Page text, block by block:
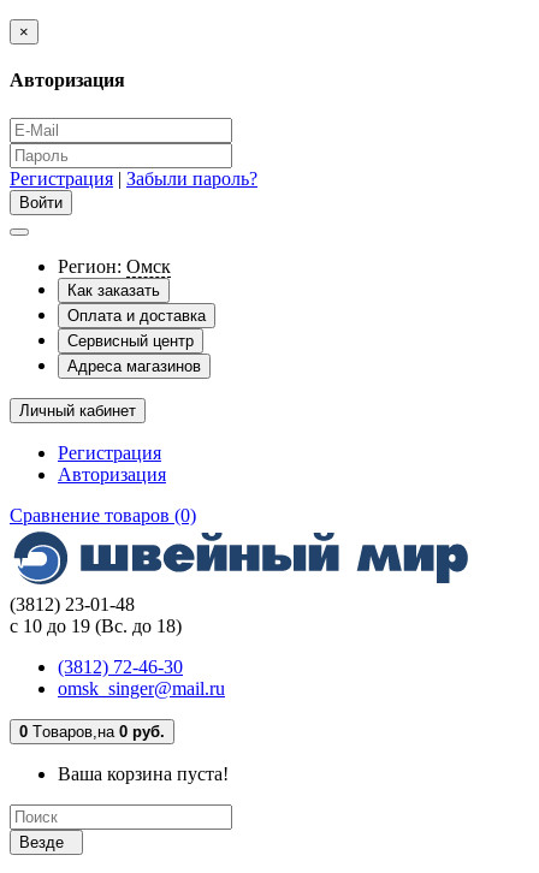
×
Авторизация
Регистрация | Забыли пароль?
Регион: Омск
Как заказать
Оплата и доставка
Сервисный центр
Адреса магазинов
Личный кабинет
Регистрация
Авторизация
Сравнение товаров (0)
(3812) 23-01-48
с 10 до 19 (Вс. до 18)
(3812) 72-46-30
omsk_singer@mail.ru
0 Tоваров,на 0 руб.
Ваша корзина пуста!
Везде